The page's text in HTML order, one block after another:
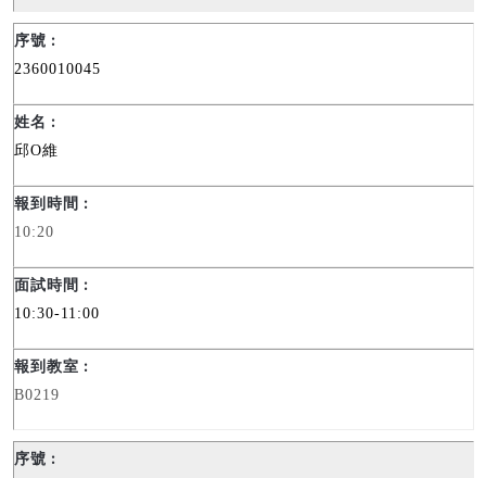
2360010045
邱O維
10:20
10:30-11:00
B0219